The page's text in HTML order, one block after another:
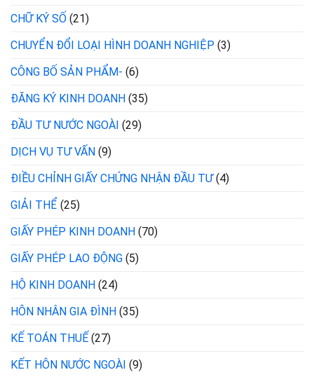
CHỮ KÝ SỐ (21)
CHUYỂN ĐỔI LOẠI HÌNH DOANH NGHIỆP (3)
CÔNG BỐ SẢN PHẨM- (6)
ĐĂNG KÝ KINH DOANH (35)
ĐẦU TƯ NƯỚC NGOÀI (29)
DỊCH VỤ TƯ VẤN (9)
ĐIỀU CHỈNH GIẤY CHỨNG NHẬN ĐẦU TƯ(4)
GIẢI THỂ (25)
GIẤY PHÉP KINH DOANH (70)
GIẤY PHÉP LAO ĐỘNG (5)
HỘ KINH DOANH (24)
HÔN NHÂN GIA ĐÌNH (35)
KẾ TOÁN THUẾ (27)
KẾT HÔN NƯỚC NGOÀI (9)